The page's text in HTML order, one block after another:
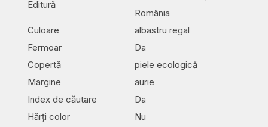
Editură
România
Culoare
albastru regal
Fermoar
Da
Copertă
piele ecologică
Margine
aurie
Index de căutare
Da
Hărți color
Nu